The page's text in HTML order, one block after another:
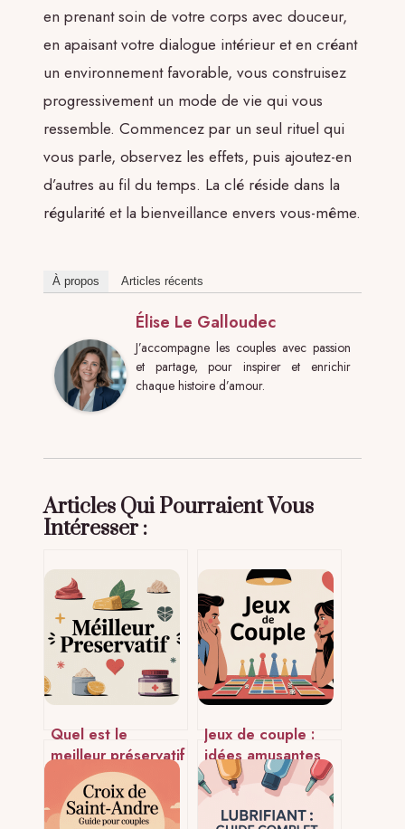
en prenant soin de votre corps avec douceur,
en apaisant votre dialogue intérieur et en créant
un environnement favorable, vous construisez
progressivement un mode de vie qui vous
ressemble. Commencez par un seul rituel qui
vous parle, observez les effets, puis ajoutez-en
d’autres au fil du temps. La clé réside dans la
régularité et la bienveillance envers vous-même.
À propos Articles récents
Élise Le Galloudec
J’accompagne les couples avec passion
et partage, pour inspirer et enrichir
chaque histoire d’amour.
Articles Qui Pourraient Vous
Intéresser :
Quel est le
meilleur préservatif
? Comparatif,
choix, conseils et
avis
Jeux de couple :
idées amusantes
pour renforcer
votre complicité